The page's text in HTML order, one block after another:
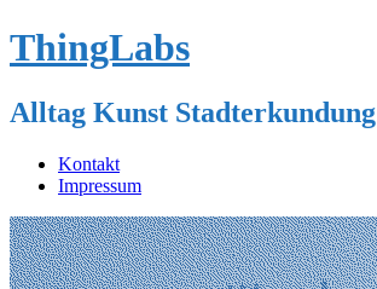
ThingLabs
Alltag Kunst Stadterkundung
Kontakt
Impressum